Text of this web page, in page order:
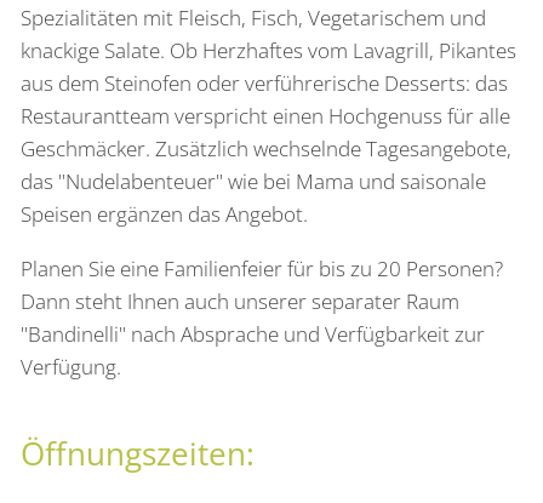
Spezialitäten mit Fleisch, Fisch, Vegetarischem und
knackige Salate. Ob Herzhaftes vom Lavagrill, Pikantes
aus dem Steinofen oder verführerische Desserts: das
Restaurantteam verspricht einen Hochgenuss für alle
Geschmäcker. Zusätzlich wechselnde Tagesangebote,
das "Nudelabenteuer" wie bei Mama und saisonale
Speisen ergänzen das Angebot.
Planen Sie eine Familienfeier für bis zu 20 Personen?
Dann steht Ihnen auch unserer separater Raum
"Bandinelli" nach Absprache und Verfügbarkeit zur
Verfügung.
Öffnungszeiten: